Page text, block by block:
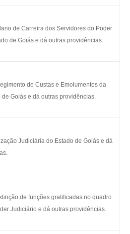
de Carreira dos Servidores do Poder
de Goiás e dá outras providências.
de Custas e Emolumentos da
de Goiás e dá outras providências.
Judiciária do Estado de Goiás e dá
de funções gratificadas no quadro
Judiciário e dá outras providências.